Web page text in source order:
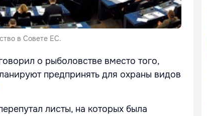
в Совете ЕС.
о рыболовстве вместо того,
предпринять для охраны видов
листы, на которых была